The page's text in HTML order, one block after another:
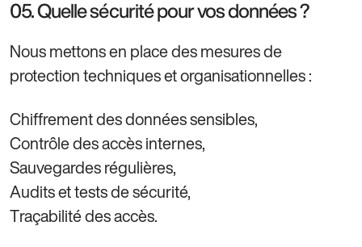
05. Quelle sécurité pour vos données ?
Nous mettons en place des mesures de
protection techniques et organisationnelles :
Chiffrement des données sensibles,
Contrôle des accès internes,
Sauvegardes régulières,
Audits et tests de sécurité,
Traçabilité des accès.